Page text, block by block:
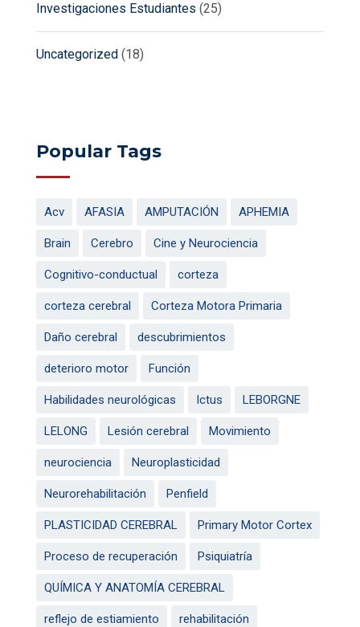
Investigaciones Estudiantes (25)
Uncategorized (18)
Popular Tags
Acv AFASIA AMPUTACIÓN APHEMIA
Brain Cerebro Cine y Neurociencia
Cognitivo-conductual corteza
corteza cerebral Corteza Motora Primaria
Daño cerebral descubrimientos
deterioro motor Función
Habilidades neurológicas Ictus LEBORGNE
LELONG Lesión cerebral Movimiento
neurociencia Neuroplasticidad
Neurorehabilitación Penfield
PLASTICIDAD CEREBRAL Primary Motor Cortex
Proceso de recuperación Psiquiatría
QUÍMICA Y ANATOMÍA CEREBRAL
reflejo de estiamiento rehabilitación